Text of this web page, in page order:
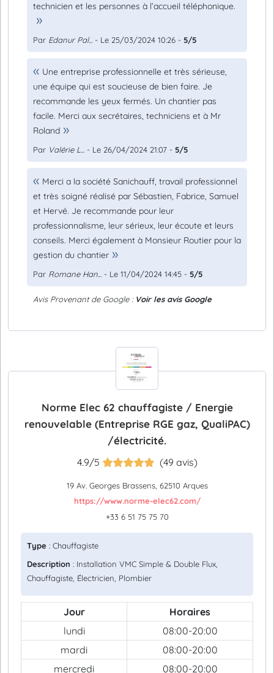
technicien et les personnes à l’accueil téléphonique.
Par Edanur Pal... - Le 25/03/2024 10:26 - 5/5
Une entreprise professionnelle et très sérieuse,
une équipe qui est soucieuse de bien faire. Je
recommande les yeux fermés. Un chantier pas
facile. Merci aux secrétaires, techniciens et à Mr
Roland
Par Valérie L... - Le 26/04/2024 21:07 - 5/5
Merci a la société Sanichauff, travail professionnel
et très soigné réalisé par Sébastien, Fabrice, Samuel
et Hervé. Je recommande pour leur
professionnalisme, leur sérieux, leur écoute et leurs
conseils. Merci également à Monsieur Routier pour la
gestion du chantier
Par Romane Han... - Le 11/04/2024 14:45 - 5/5
Avis Provenant de Google : Voir les avis Google
Norme Elec 62 chauffagiste / Energie
renouvelable (Entreprise RGE gaz, QualiPAC)
/électricité.
4.9/5 (49 avis)
19 Av. Georges Brassens, 62510 Arques
https://www.norme-elec62.com/
+33 6 51 75 75 70
Type : Chauffagiste
Description : Installation VMC Simple & Double Flux,
Chauffagiste, Électricien, Plombier
Jour
Horaires
lundi
08:00-20:00
mardi
08:00-20:00
mercredi
08:00-20:00